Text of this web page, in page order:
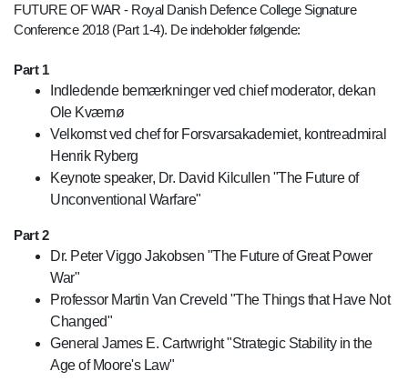
FUTURE OF WAR - Royal Danish Defence College Signature
Conference 2018 (Part 1-4). De indeholder følgende:
Part 1
Indledende bemærkninger ved chief moderator, dekan
Ole Kværnø
Velkomst ved chef for Forsvarsakademiet, kontreadmiral
Henrik Ryberg
Keynote speaker, Dr. David Kilcullen "The Future of
Unconventional Warfare"
Part 2
Dr. Peter Viggo Jakobsen "The Future of Great Power
War"
Professor Martin Van Creveld "The Things that Have Not
Changed"
General James E. Cartwright "Strategic Stability in the
Age of Moore's Law"